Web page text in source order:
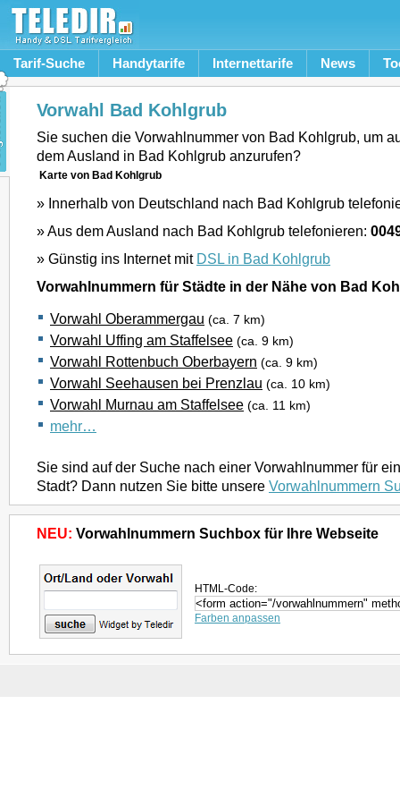
Tarif-Suche Handytarife Internettarife News
Vorwahl Bad Kohlgrub
Sie suchen die Vorwahlnummer von Bad Kohlgrub, um
dem Ausland in Bad Kohlgrub anzurufen?
Karte von Bad Kohlgrub
» Innerhalb von Deutschland nach Bad Kohlgrub
» Aus dem Ausland nach Bad Kohlgrub telefonieren:
» Günstig ins Internet mit DSL in Bad Kohlgrub
Vorwahlnummern für Städte in der Nähe von Bad
Vorwahl Oberammergau (ca. 7 km)
Vorwahl Uffing am Staffelsee (ca. 9 km)
Vorwahl Rottenbuch Oberbayern (ca. 9 km)
Vorwahl Seehausen bei Prenzlau (ca. 10 km)
Vorwahl Murnau am Staffelsee (ca. 11 km)
mehr…
Sie sind auf der Suche nach einer Vorwahlnummer für
Stadt? Dann nutzen Sie bitte unsere Vorwahlnummern
NEU: Vorwahlnummern Suchbox für Ihre Webseite
HTML-Code:
Farben anpassen